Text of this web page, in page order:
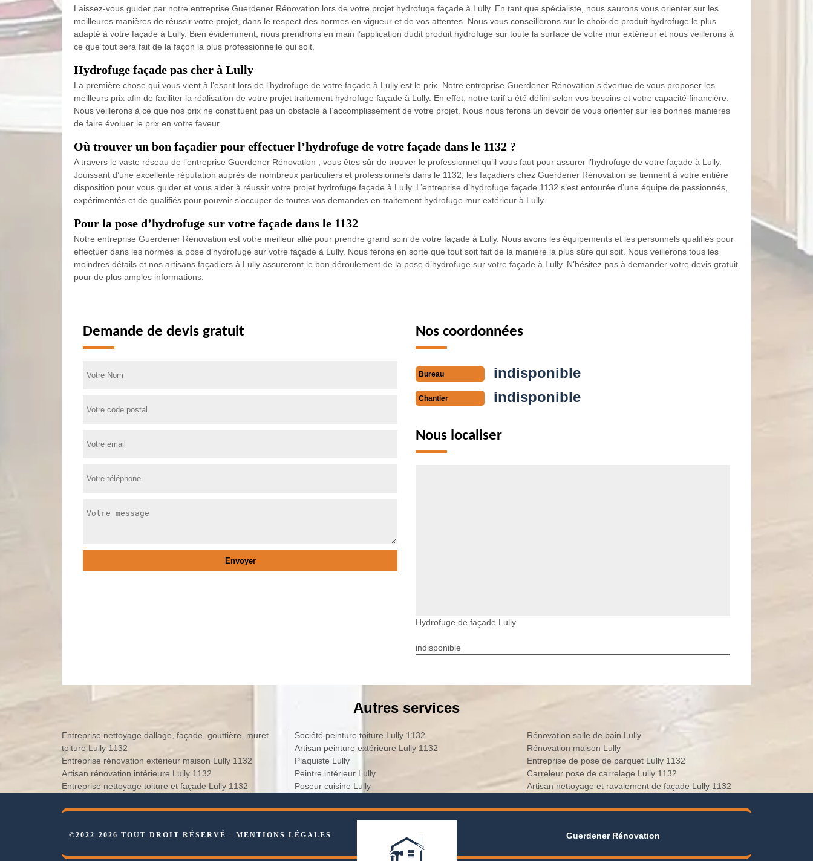
Laissez-vous guider par notre entreprise Guerdener Rénovation lors de votre projet hydrofuge façade à Lully. En tant que spécialiste, nous saurons vous orienter sur les
meilleures manières de réussir votre projet, dans le respect des normes en vigueur et de vos attentes. Nous vous conseillerons sur le choix de produit hydrofuge le plus
adapté à votre façade à Lully. Bien évidemment, nous prendrons en main l’application dudit produit hydrofuge sur toute la surface de votre mur extérieur et nous veillerons à
ce que tout sera fait de la façon la plus professionnelle qui soit.
Hydrofuge façade pas cher à Lully
La première chose qui vous vient à l’esprit lors de l’hydrofuge de votre façade à Lully est le prix. Notre entreprise Guerdener Rénovation s’évertue de vous proposer les
meilleurs prix afin de faciliter la réalisation de votre projet traitement hydrofuge façade à Lully. En effet, notre tarif a été défini selon vos besoins et votre capacité financière.
Nous veillerons à ce que nos prix ne constituent pas un obstacle à l’accomplissement de votre projet. Nous nous ferons un devoir de vous orienter sur les bonnes manières
de faire évoluer le prix en votre faveur.
Où trouver un bon façadier pour effectuer l’hydrofuge de votre façade dans le 1132 ?
A travers le vaste réseau de l’entreprise Guerdener Rénovation , vous êtes sûr de trouver le professionnel qu’il vous faut pour assurer l’hydrofuge de votre façade à Lully.
Jouissant d’une excellente réputation auprès de nombreux particuliers et professionnels dans le 1132, les façadiers chez Guerdener Rénovation se tiennent à votre entière
disposition pour vous guider et vous aider à réussir votre projet hydrofuge façade à Lully. L’entreprise d’hydrofuge façade 1132 s’est entourée d’une équipe de passionnés,
expérimentés et de qualifiés pour pouvoir s’occuper de toutes vos demandes en traitement hydrofuge mur extérieur à Lully.
Pour la pose d’hydrofuge sur votre façade dans le 1132
Notre entreprise Guerdener Rénovation est votre meilleur allié pour prendre grand soin de votre façade à Lully. Nous avons les équipements et les personnels qualifiés pour
effectuer dans les normes la pose d’hydrofuge sur votre façade à Lully. Nous ferons en sorte que tout soit fait de la manière la plus sûre qui soit. Nous veillerons tous les
moindres détails et nos artisans façadiers à Lully assureront le bon déroulement de la pose d’hydrofuge sur votre façade à Lully. N’hésitez pas à demander votre devis gratuit
pour de plus amples informations.
Demande de devis gratuit Nos coordonnées
Bureau indisponible
Chantier indisponible
Nous localiser
Hydrofuge de façade Lully
indisponible
Autres services
Entreprise nettoyage dallage, façade, gouttière, muret,
toiture Lully 1132
Entreprise rénovation extérieur maison Lully 1132
Artisan rénovation intérieure Lully 1132
Entreprise nettoyage toiture et façade Lully 1132
Société peinture toiture Lully 1132
Artisan peinture extérieure Lully 1132
Plaquiste Lully
Peintre intérieur Lully
Poseur cuisine Lully
Rénovation salle de bain Lully
Rénovation maison Lully
Entreprise de pose de parquet Lully 1132
Carreleur pose de carrelage Lully 1132
Artisan nettoyage et ravalement de façade Lully 1132
©2022-2026 TOUT DROIT RÉSERVÉ - MENTIONS LÉGALES Guerdener Rénovation